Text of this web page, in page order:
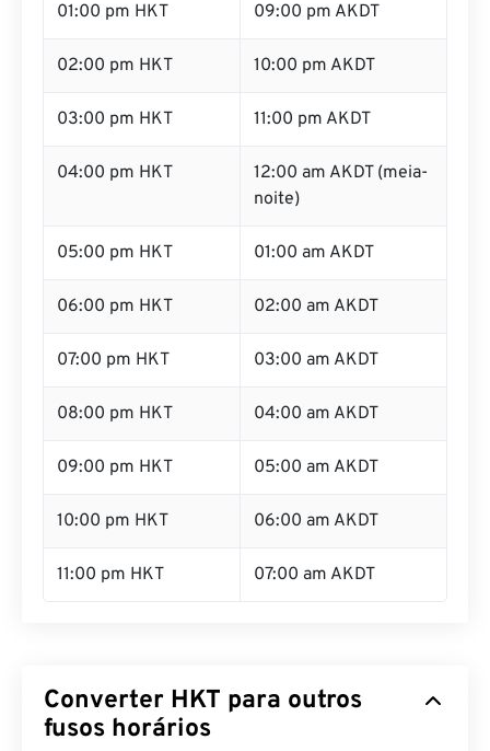
01:00 pm HKT 09:00 pm AKDT
02:00 pm HKT 10:00 pm AKDT
03:00 pm HKT 11:00 pm AKDT
04:00 pm HKT
12:00 am AKDT (meia-
noite)
05:00 pm HKT 01:00 am AKDT
06:00 pm HKT 02:00 am AKDT
07:00 pm HKT 03:00 am AKDT
08:00 pm HKT 04:00 am AKDT
09:00 pm HKT 05:00 am AKDT
10:00 pm HKT 06:00 am AKDT
11:00 pm HKT 07:00 am AKDT
Converter HKT para outros
fusos horários